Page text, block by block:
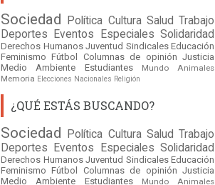
Sociedad Política Cultura Salud Trabajo
Deportes
Eventos Especiales Solidaridad
Derechos Humanos Juventud Sindicales Educación
Feminismo Fútbol Columnas de opinión Justicia
Medio Ambiente
Estudiantes Mundo
Animales
Memoria Elecciones Nacionales Religión
¿QUÉ ESTÁS BUSCANDO?
Sociedad Política Cultura Salud Trabajo
Deportes
Eventos Especiales Solidaridad
Derechos Humanos Juventud Sindicales Educación
Feminismo Fútbol Columnas de opinión Justicia
Medio Ambiente
Estudiantes Mundo
Animales